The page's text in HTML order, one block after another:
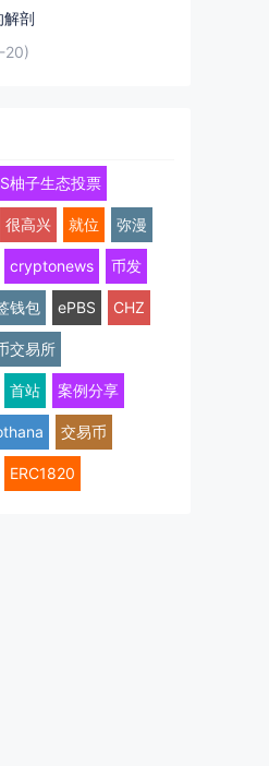
解剖
20)
柚子生态投票
很高兴 就位 弥漫
cryptonews 币发
钱包 ePBS CHZ
交易所
首站 案例分享
交易币
ERC1820